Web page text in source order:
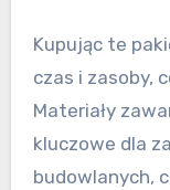
Kupując te
czas i zasoby,
Materiały
kluczowe dla
budowlanych,